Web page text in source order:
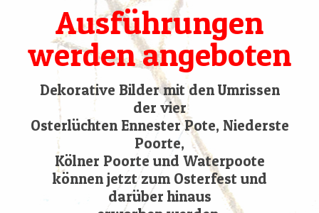
Ausführungen
werden angeboten
Dekorative Bilder mit den Umrissen
der vier
Osterlüchten Ennester Pote, Niederste
Poorte,
Kölner Poorte und Waterpoote
können jetzt zum Osterfest und
darüber hinaus